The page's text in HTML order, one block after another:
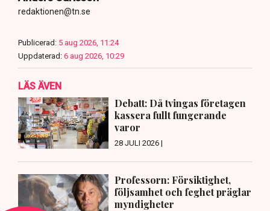
redaktionen@tn.se
Publicerad: 5 aug 2026, 11:24
Uppdaterad: 6 aug 2026, 10:29
LÄS ÄVEN
Debatt: Då tvingas företagen
kassera fullt fungerande
varor
28 JULI 2026 |
Professorn: Försiktighet,
följsamhet och feghet präglar
myndigheter